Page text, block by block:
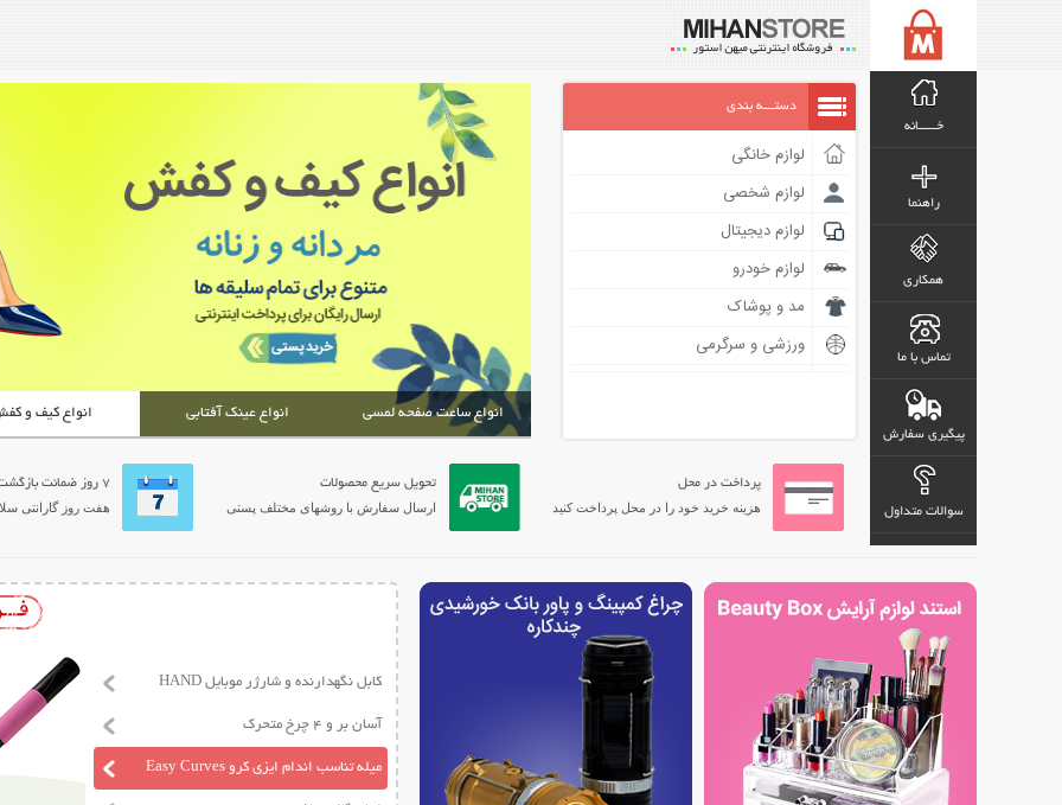
خـــــانه
راهنما
همکاری
تماس با ما
پیگیری سفارش
سوالات متداول
دستـــه بندی
لوازم خانگی
لوازم شخصی
لوازم دیجیتال
لوازم خودرو
مد و پوشاک
ورزشی و سرگرمی
انواع ساعت صفحه لمسی انواع عینک آفتابی انواع کیف و
پرداخت در محل
هزینه خرید خود را در محل پرداخت کنید
تحویل سریع محصولات
ارسال سفارش با روشهای مختلف پستی
7 روز ضمانت بازگشت
هفت روز گارانتی
کابل نگهدارنده و شارژر موبایل HAND
آسان بر و 4 چرخ متحرک
میله تناسب اندام ایزی کرو Easy Curves